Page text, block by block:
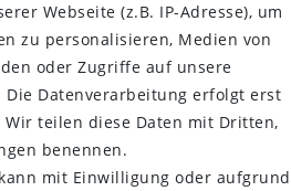
Webseite (z.B. IP-Adresse), um
zu personalisieren, Medien von
oder Zugriffe auf unsere
Die Datenverarbeitung erfolgt erst
Wir teilen diese Daten mit Dritten,
benennen.
mit Einwilligung oder aufgrund